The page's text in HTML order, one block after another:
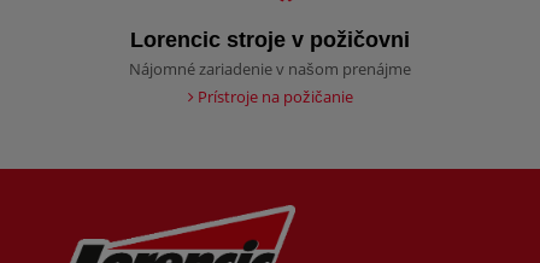
Lorencic stroje v požičovni
Nájomné zariadenie v našom prenájme
Prístroje na požičanie